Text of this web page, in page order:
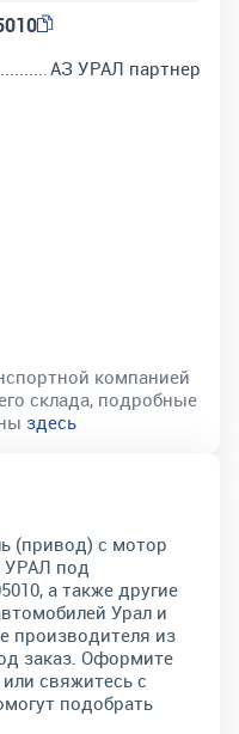
АЗ УРАЛ партнер
компанией
склада, подробные
здесь
(привод) с мотор
УРАЛ под
а также другие
Урал и
производителя из
заказ. Оформите
свяжитесь с
подобрать